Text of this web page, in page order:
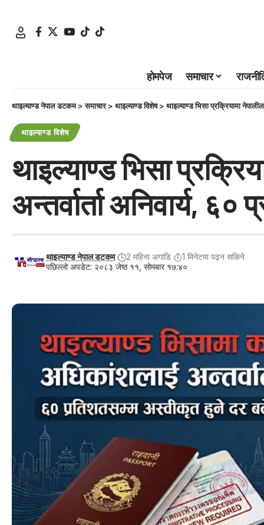
होमपेज समाचार
थाइल्याण्ड नेपाल डटकम>समाचार> थाइल्याण्ड विशेष> थाइल्याण्ड भिसा प्रक्रियामा
थाइल्याण्ड विशेष
थाइल्याण्ड भिसा
अन्तर्वार्ता अनिवार्य,
पछिल्लो अपडेट: २०८३ जेष्ठ ११, सोमबार १७:४०
थाइल्याण्ड नेपाल डटकम 2 महिना अगाडि 1 मिनेटमा पढ्न सकिने